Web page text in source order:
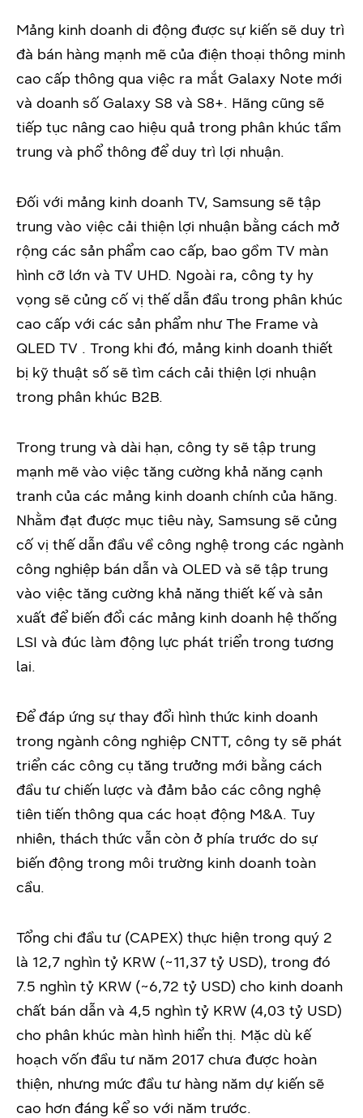
Mảng kinh doanh di động được sự kiến sẽ duy trì
đà bán hàng mạnh mẽ của điện thoại thông minh
cao cấp thông qua việc ra mắt Galaxy Note mới
và doanh số Galaxy S8 và S8+. Hãng cũng sẽ
tiếp tục nâng cao hiệu quả trong phân khúc tầm
trung và phổ thông để duy trì lợi nhuận.
Đối với mảng kinh doanh TV, Samsung sẽ tập
trung vào việc cải thiện lợi nhuận bằng cách mở
rộng các sản phẩm cao cấp, bao gồm TV màn
hình cỡ lớn và TV UHD. Ngoài ra, công ty hy
vọng sẽ củng cố vị thế dẫn đầu trong phân khúc
cao cấp với các sản phẩm như The Frame và
QLED TV . Trong khi đó, mảng kinh doanh thiết
bị kỹ thuật số sẽ tìm cách cải thiện lợi nhuận
trong phân khúc B2B.
Trong trung và dài hạn, công ty sẽ tập trung
mạnh mẽ vào việc tăng cường khả năng cạnh
tranh của các mảng kinh doanh chính của hãng.
Nhằm đạt được mục tiêu này, Samsung sẽ củng
cố vị thế dẫn đầu về công nghệ trong các ngành
công nghiệp bán dẫn và OLED và sẽ tập trung
vào việc tăng cường khả năng thiết kế và sản
xuất để biến đổi các mảng kinh doanh hệ thống
LSI và đúc làm động lực phát triển trong tương
lai.
Để đáp ứng sự thay đổi hình thức kinh doanh
trong ngành công nghiệp CNTT, công ty sẽ phát
triển các công cụ tăng trưởng mới bằng cách
đầu tư chiến lược và đảm bảo các công nghệ
tiên tiến thông qua các hoạt động M&A. Tuy
nhiên, thách thức vẫn còn ở phía trước do sự
biến động trong môi trường kinh doanh toàn
cầu.
Tổng chi đầu tư (CAPEX) thực hiện trong quý 2
là 12,7 nghìn tỷ KRW (~11,37 tỷ USD), trong đó
7.5 nghìn tỷ KRW (~6,72 tỷ USD) cho kinh doanh
chất bán dẫn và 4,5 nghìn tỷ KRW (4,03 tỷ USD)
cho phân khúc màn hình hiển thị. Mặc dù kế
hoạch vốn đầu tư năm 2017 chưa được hoàn
thiện, nhưng mức đầu tư hàng năm dự kiến sẽ
cao hơn đáng kể so với năm trước.